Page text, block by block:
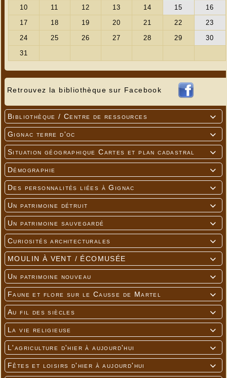
Retrouvez la bibliothèque sur Facebook

Bibliothèque / Centre de ressources

Gignac terre d'oc

Situation géographique Cartes et plan cadastral

Démographie

Des personnalités liées à Gignac

Un patrimoine détruit

Un patrimoine sauvegardé

Curiosités architecturales

MOULIN À VENT / ÉCOMUSÉE

Un patrimoine nouveau

Faune et flore sur le Causse de Martel

Au fil des siècles

La vie religieuse

L'agriculture d'hier à aujourd'hui

Fêtes et loisirs d'hier à aujourd'hui